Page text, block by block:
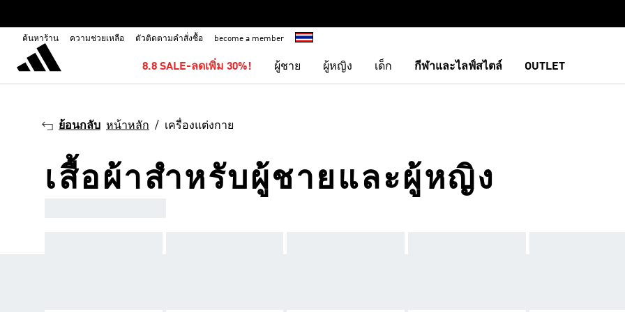
ค้นหาร้าน ความช่วยเหลือ ตัวติดตามคำสั่งซื้อ become a member
8.8 SALE-ลดเพิ่ม 30%! ผู้ชาย ผู้หญิง เด็ก กีฬาและไลฟ์สไตล์ OUTLET
ย้อนกลับ หน้าหลัก เครื่องแต่งกาย
เสื้อผ้าสำหรับผู้ชายและผู้หญิง